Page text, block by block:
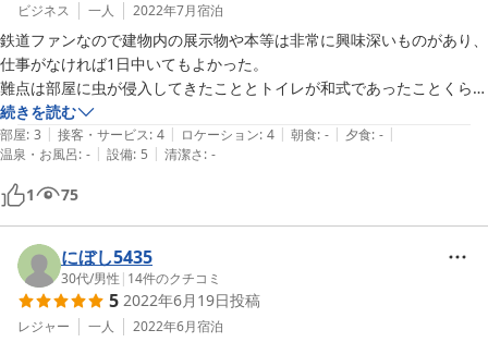
ビジネス 一人 2022年7月宿泊
鉄道ファンなので建物内の展示物や本等は非常に興味深いものがあり、
仕事がなければ1日中いてもよかった。
難点は部屋に虫が侵入してきたこととトイレが和式であったことくら
い。次はレジャーとして宿泊したいです。
続きを読む
部屋: 3 | 接客・サービス: 4 | ロケーション: 4 | 朝食: - | 夕食: - |
温泉・お風呂: - | 設備: 5 | 清潔さ: -
1 75
にぼし5435
30代/男性 | 14件のクチコミ
5 2022年6月19日投稿
レジャー 一人 2022年6月宿泊